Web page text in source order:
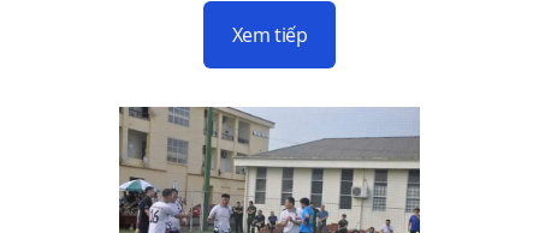
Xem tiếp